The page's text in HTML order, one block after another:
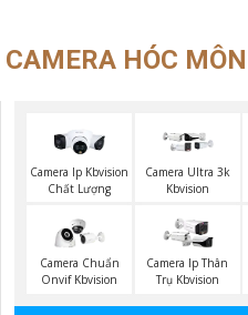
CAMERA HÓC MÔN
Camera Ip Kbvision
Chất Lượng
Camera Ultra 3k
Kbvision
Camera Chuẩn
Onvif Kbvision
Camera Ip Thân
Trụ Kbvision